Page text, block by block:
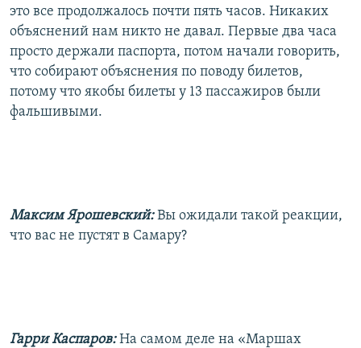
это все продолжалось почти пять часов. Никаких
объяснений нам никто не давал. Первые два часа
просто держали паспорта, потом начали говорить,
что собирают объяснения по поводу билетов,
потому что якобы билеты у 13 пассажиров были
фальшивыми.
Максим Ярошевский:Вы ожидали такой реакции,
что вас не пустят в Самару?
Гарри Каспаров:На самом деле на «Маршах